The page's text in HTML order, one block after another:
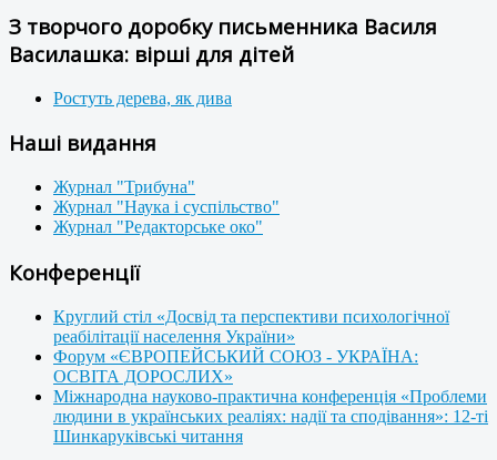
З творчого доробку письменника Василя
Василашка: вірші для дітей
Ростуть дерева, як дива
Наші видання
Журнал "Трибуна"
Журнал "Наука і суспільство"
Журнал "Редакторське око"
Конференції
Круглий стіл «Досвід та перспективи психологічної
реабілітації населення України»
Форум «ЄВРОПЕЙСЬКИЙ СОЮЗ - УКРАЇНА:
ОСВІТА ДОРОСЛИХ»
Міжнародна науково-практична конференція «Проблеми
людини в українських реаліях: надії та сподівання»: 12-ті
Шинкаруківські читання